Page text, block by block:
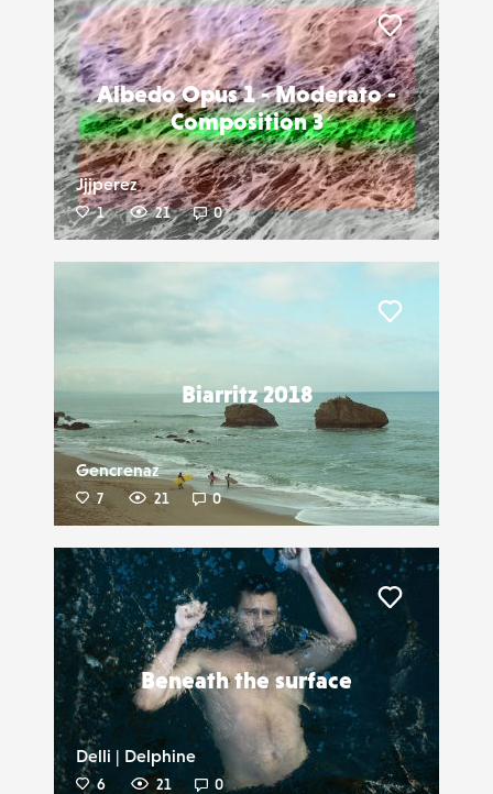
Albedo Opus 1 - Moderato -
Composition 3
Jjjperez
1 21 0
Liker
Biarritz 2018
Gencrenaz
7 21 0
Beneath the surface
Delli | Delphine
6 21 0